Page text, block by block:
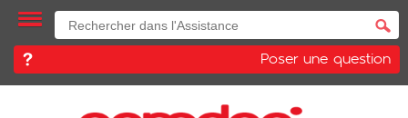
Poser une question